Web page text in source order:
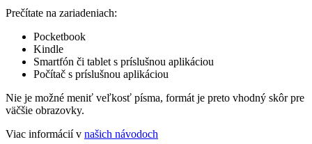
Prečítate na zariadeniach:
Pocketbook
Kindle
Smartfón či tablet s príslušnou aplikáciou
Počítač s príslušnou aplikáciou
Nie je možné meniť veľkosť písma, formát je preto vhodný skôr pre
väčšie obrazovky.
Viac informácií v našich návodoch